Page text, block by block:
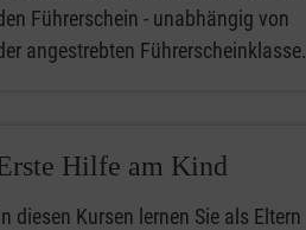
Führerschein - unabhängig von
angestrebten Führerscheinklasse.
Hilfe am Kind
diesen Kursen lernen Sie als Eltern